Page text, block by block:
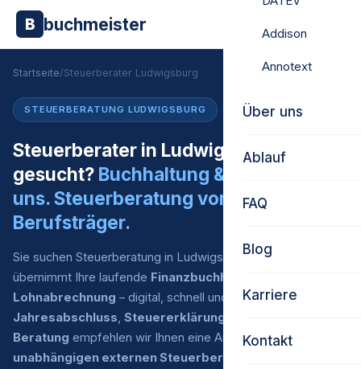
B buchmeister Addison
Annotext
Über uns
Ablauf
FAQ
Blog
Karriere
Kontakt
Startseite/Steuerberater Ludwigsburg
STEUERBERATUNG LUDWIGSBURG
Steuerberater in Ludwigsburg
gesucht? Buchhaltung & Lohn von
uns. Steuerberatung vom externen
Berufsträger.
Sie suchen Steuerberatung in Ludwigsburg? Buchmeister
übernimmt Ihre laufende Finanzbuchhaltung
Lohnabrechnung – digital, schnell und zu fairen Preisen. Für
Jahresabschluss, Steuererklärung
Beratung empfehlen wir Ihnen eine Auswahl an
unabhängigen externen Steuerberatern